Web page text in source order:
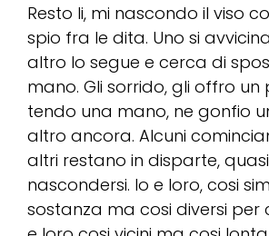
Resto li, mi nascondo il viso
spio fra le dita. Uno si
altro lo segue e cerca di
mano. Gli sorrido, gli offro un
tendo una mano, ne gonfio
altro ancora. Alcuni
altri restano in disparte,
nascondersi. Io e loro, cosi
sostanza ma cosi diversi per